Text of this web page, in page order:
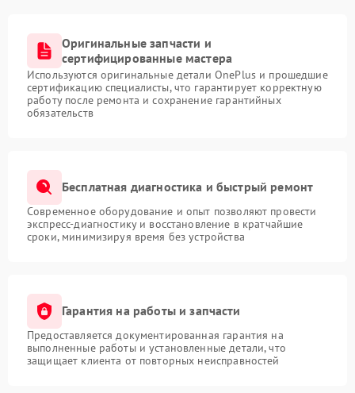
Оригинальные запчасти и
сертифицированные мастера
Используются оригинальные детали OnePlus и прошедшие
сертификацию специалисты, что гарантирует корректную
работу после ремонта и сохранение гарантийных
обязательств
Бесплатная диагностика и быстрый ремонт
Современное оборудование и опыт позволяют провести
экспресс-диагностику и восстановление в кратчайшие
сроки, минимизируя время без устройства
Гарантия на работы и запчасти
Предоставляется документированная гарантия на
выполненные работы и установленные детали, что
защищает клиента от повторных неисправностей